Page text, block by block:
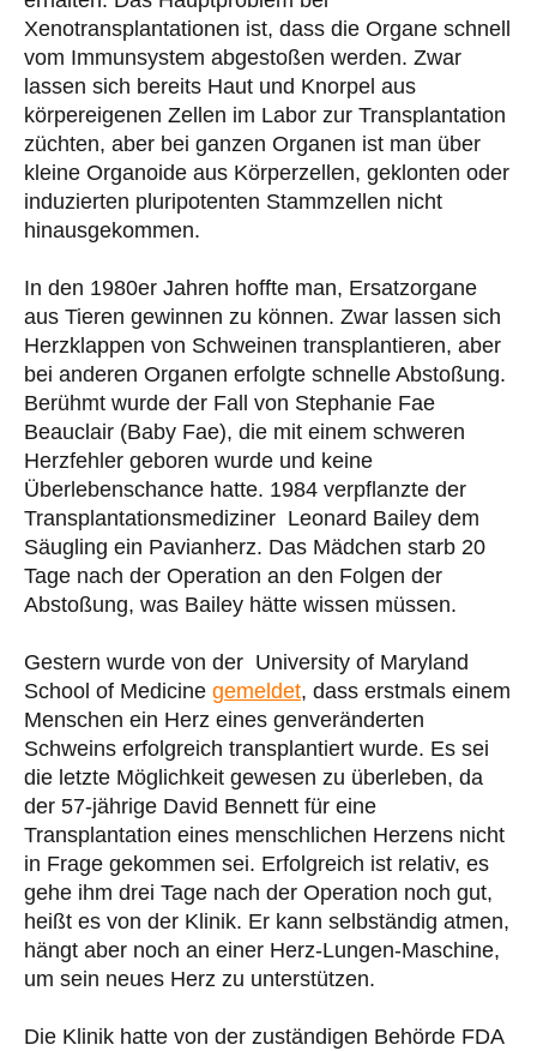
Xenotransplantationen ist, dass die Organe schnell
vom Immunsystem abgestoßen werden. Zwar
lassen sich bereits Haut und Knorpel aus
körpereigenen Zellen im Labor zur Transplantation
züchten, aber bei ganzen Organen ist man über
kleine Organoide aus Körperzellen, geklonten oder
induzierten pluripotenten Stammzellen nicht
hinausgekommen.
In den 1980er Jahren hoffte man, Ersatzorgane
aus Tieren gewinnen zu können. Zwar lassen sich
Herzklappen von Schweinen transplantieren, aber
bei anderen Organen erfolgte schnelle Abstoßung.
Berühmt wurde der Fall von Stephanie Fae
Beauclair (Baby Fae), die mit einem schweren
Herzfehler geboren wurde und keine
Überlebenschance hatte. 1984 verpflanzte der
Transplantationsmediziner Leonard Bailey dem
Säugling ein Pavianherz. Das Mädchen starb 20
Tage nach der Operation an den Folgen der
Abstoßung, was Bailey hätte wissen müssen.
Gestern wurde von der University of Maryland
School of Medicine gemeldet, dass erstmals einem
Menschen ein Herz eines genveränderten
Schweins erfolgreich transplantiert wurde. Es sei
die letzte Möglichkeit gewesen zu überleben, da
der 57-jährige David Bennett für eine
Transplantation eines menschlichen Herzens nicht
in Frage gekommen sei. Erfolgreich ist relativ, es
gehe ihm drei Tage nach der Operation noch gut,
heißt es von der Klinik. Er kann selbständig atmen,
hängt aber noch an einer Herz-Lungen-Maschine,
um sein neues Herz zu unterstützen.
Die Klinik hatte von der zuständigen Behörde FDA